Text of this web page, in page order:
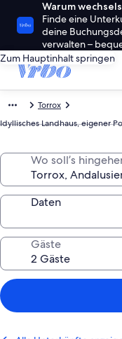
Warum
Finde eine
deine
verwalten –
Zum Hauptinhalt springen
Torrox
Idyllisches Landhaus, eigener
Wo soll’s
Daten
Gäste